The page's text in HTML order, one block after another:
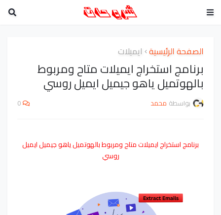
الصفحة الرئيسية ايميلات
برنامج استخراج ايميلات متاح ومربوط
بالهوتميل ياهو جيميل ايميل روسي
بواسطة محمد 0
برنامج استخراج ايميلات متاح ومربوط بالهوتميل ياهو جيميل ايميل
روسي